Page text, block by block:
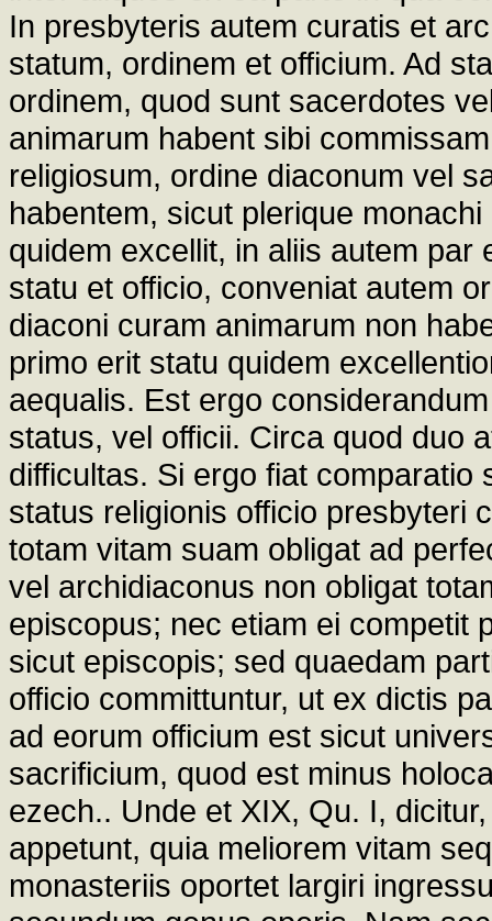
In presbyteris autem curatis et
statum, ordinem et officium. Ad
ordinem, quod sunt sacerdotes
animarum habent sibi
religiosum, ordine diaconum vel
habentem, sicut plerique
quidem excellit, in aliis autem
statu et officio, conveniat autem
diaconi curam animarum non
primo erit statu quidem
aequalis. Est ergo
status, vel officii. Circa quod duo
difficultas. Si ergo fiat
status religionis officio presbyteri
totam vitam suam obligat ad
vel archidiaconus non obligat
episcopus; nec etiam ei competit
sicut episcopis; sed quaedam
officio committuntur, ut ex dictis
ad eorum officium est sicut
sacrificium, quod est minus
ezech.. Unde et XIX, Qu. I,
appetunt, quia meliorem vitam
monasteriis oportet largiri